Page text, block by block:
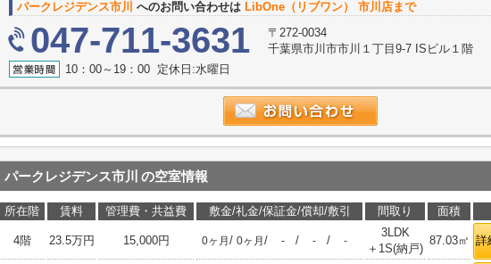
パークレジデンス市川 へのお問い合わせは LibOne（リブワン） 市川店まで
047-711-3631
〒272-0034
千葉県市川市市川１丁目9-7 ISビル１階
10：00～19：00 定休日:水曜日
パークレジデンス市川 の空室情報
所在階 賃料 管理費・共益費 敷金/礼金/保証金/償却/敷引 間取り 面積
4階 23.5万円 15,000円 0ヶ月 / 0ヶ月 / - / - / -
3LDK
＋1S(納戸)
87.03㎡ 詳